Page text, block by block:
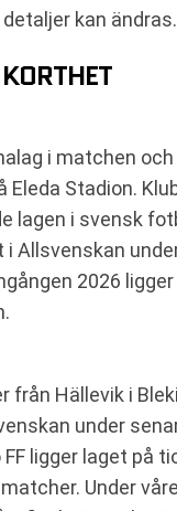
kan ändras.
i matchen
Eleda Stadion.
lagen i svensk
Allsvenskan
2026
från Hällevik i
under
ligger laget på
Under